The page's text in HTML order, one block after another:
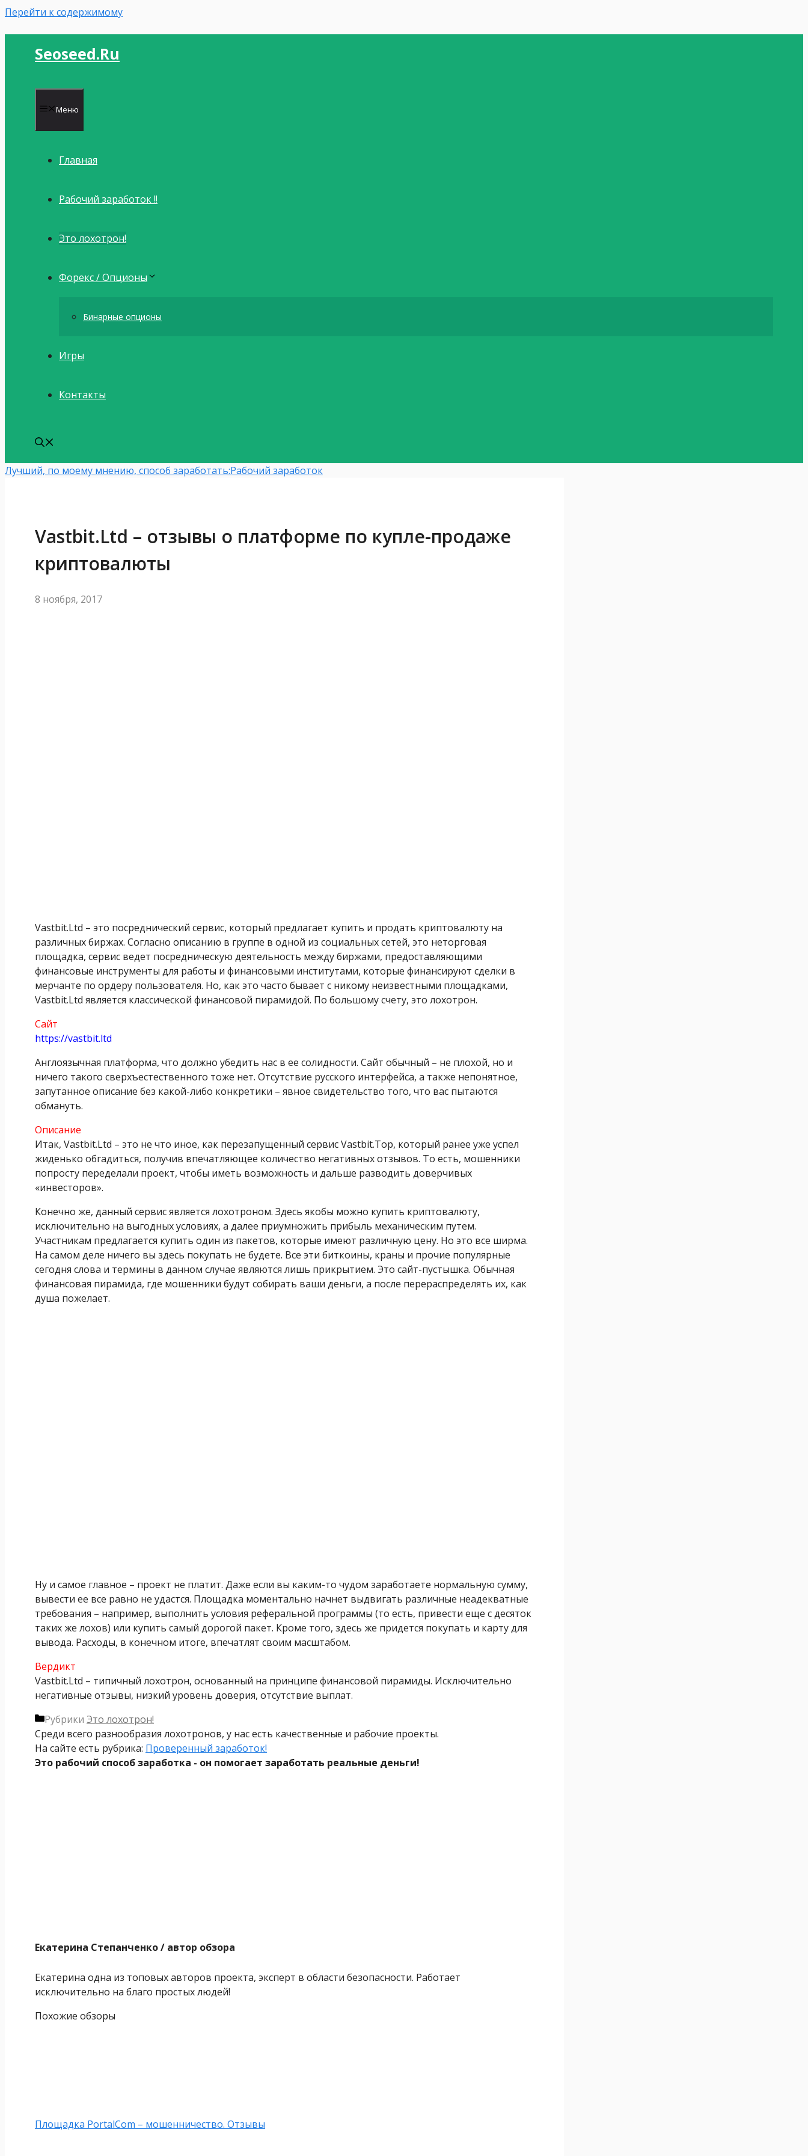
Перейти к содержимому
Seoseed.ru
Меню
Главная
Рабочий заработок !!
Это лохотрон!
Форекс / Опционы
Бинарные опционы
Игры
Контакты
Лучший, по моему мнению, способ заработать:Рабочий заработок
Vastbit.Ltd – отзывы о платформе по купле-продаже
криптовалюты
8 ноября, 2017
Vastbit.Ltd – это посреднический сервис, который предлагает купить и продать криптовалюту на
различных биржах. Согласно описанию в группе в одной из социальных сетей, это неторговая
площадка, сервис ведет посредническую деятельность между биржами, предоставляющими
финансовые инструменты для работы и финансовыми институтами, которые финансируют сделки в
мерчанте по ордеру пользователя. Но, как это часто бывает с никому неизвестными площадками,
Vastbit.Ltd является классической финансовой пирамидой. По большому счету, это лохотрон.
Сайт
https://vastbit.ltd
Англоязычная платформа, что должно убедить нас в ее солидности. Сайт обычный – не плохой, но и
ничего такого сверхъестественного тоже нет. Отсутствие русского интерфейса, а также непонятное,
запутанное описание без какой-либо конкретики – явное свидетельство того, что вас пытаются
обмануть.
Описание
Итак, Vastbit.Ltd – это не что иное, как перезапущенный сервис Vastbit.Top, который ранее уже успел
жиденько обгадиться, получив впечатляющее количество негативных отзывов. То есть, мошенники
попросту переделали проект, чтобы иметь возможность и дальше разводить доверчивых
«инвесторов».
Конечно же, данный сервис является лохотроном. Здесь якобы можно купить криптовалюту,
исключительно на выгодных условиях, а далее приумножить прибыль механическим путем.
Участникам предлагается купить один из пакетов, которые имеют различную цену. Но это все ширма.
На самом деле ничего вы здесь покупать не будете. Все эти биткоины, краны и прочие популярные
сегодня слова и термины в данном случае являются лишь прикрытием. Это сайт-пустышка. Обычная
финансовая пирамида, где мошенники будут собирать ваши деньги, а после перераспределять их, как
душа пожелает.
Ну и самое главное – проект не платит. Даже если вы каким-то чудом заработаете нормальную сумму,
вывести ее все равно не удастся. Площадка моментально начнет выдвигать различные неадекватные
требования – например, выполнить условия реферальной программы (то есть, привести еще с десяток
таких же лохов) или купить самый дорогой пакет. Кроме того, здесь же придется покупать и карту для
вывода. Расходы, в конечном итоге, впечатлят своим масштабом.
Вердикт
Vastbit.Ltd – типичный лохотрон, основанный на принципе финансовой пирамиды. Исключительно
негативные отзывы, низкий уровень доверия, отсутствие выплат.
Рубрики Это лохотрон!
Среди всего разнообразия лохотронов, у нас есть качественные и рабочие проекты.
На сайте есть рубрика: Проверенный заработок!
Это рабочий способ заработка - он помогает заработать реальные деньги!
Екатерина Степанченко/ автор обзора
Екатерина одна из топовых авторов проекта, эксперт в области безопасности. Работает
исключительно на благо простых людей!
Похожие обзоры
Площадка PortalCom – мошенничество. Отзывы